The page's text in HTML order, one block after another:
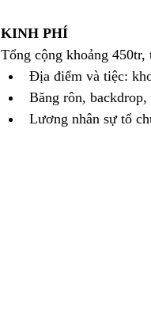
KINH PHÍ
Tổng cộng khoảng 450tr,
Địa điểm và tiệc:
Băng rôn,
Lương nhân sự tổ